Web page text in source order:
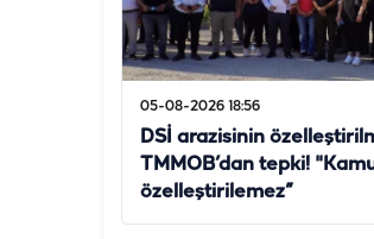
05-08-2026 18:56
DSİ arazisinin
TMMOB’dan tepki!
özelleştirilemez”